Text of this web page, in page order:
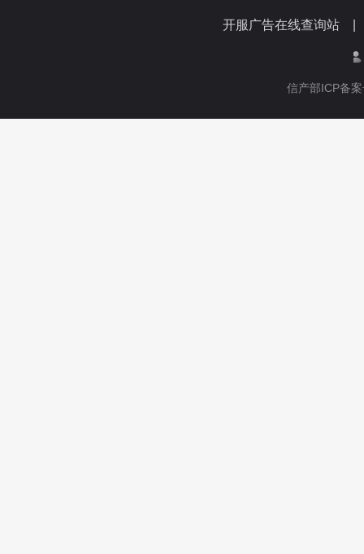
开服广告在线查询站
信产部ICP备